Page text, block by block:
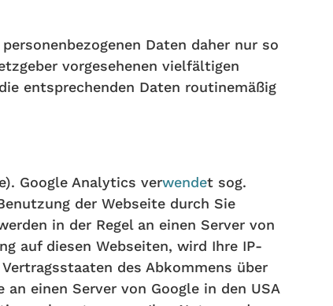
Daten daher nur so
vorgesehenen vielfältigen
entsprechenden Daten routinemäßig
Google Analytics verwendet sog.
der Webseite durch Sie
in der Regel an einen Server von
auf diesen Webseiten, wird Ihre IP-
des Abkommens über
einen Server von Google in den USA